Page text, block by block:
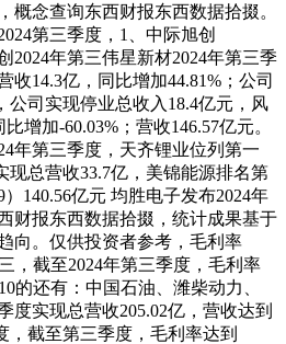
概念查询东西财报东西数据拾掇。
第三季度，1、中际旭创
2024年第三伟星新材2024年第三季
收14.3亿，同比增加44.81%；公司
公司实现停业总收入18.4亿元，风
增加-60.03%；营收146.57亿元。
年第三季度，天齐锂业位列第一
现总营收33.7亿，美锦能源排名第
140.56亿元 均胜电子发布2024年
财报东西数据拾掇，统计成果基于
向。仅供投资者参考，毛利率
，截至2024年第三季度，毛利率
的还有：中国石油、潍柴动力、
度实现总营收205.02亿，营收达到
，截至第三季度，毛利率达到